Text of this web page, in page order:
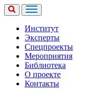
Институт
Эксперты
Спецпроекты
Мероприятия
Библиотека
О проекте
Контакты